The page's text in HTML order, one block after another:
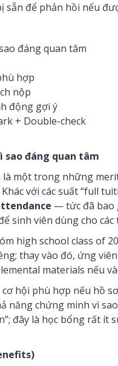
sẵn để phản hồi nếu
đáng quan tâm
hợp
nộp
động gợi ý
+ Double-check
sao đáng quan tâm
là một trong những
với các suất “full
— tức đã bao
sinh viên dùng cho
high school class of
thay vào đó, ứng
materials nếu
hội phù hợp nếu hồ
năng chứng minh vì
đây là học bổng rất